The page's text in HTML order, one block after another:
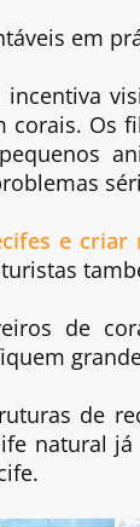
em
incentiva
corais.
e criar
de
de
natural